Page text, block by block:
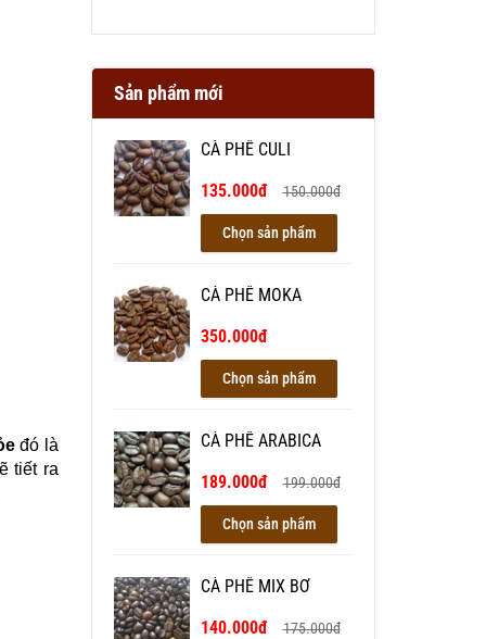
đó là
tiết ra
Sản phẩm mới
CÀ PHÊ CULI
135.000đ
150.000đ
Chọn sản phẩm
CÀ PHÊ MOKA
350.000đ
Chọn sản phẩm
CÀ PHÊ ARABICA
189.000đ
199.000đ
Chọn sản phẩm
CÀ PHÊ MIX BƠ
140.000đ
175.000đ